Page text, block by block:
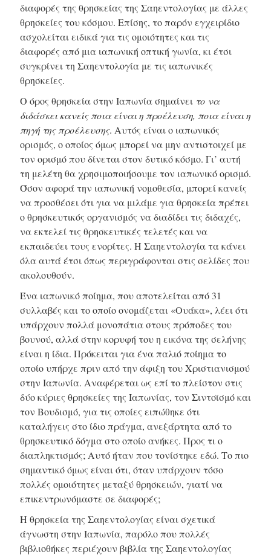
διαφορές της θρησκείας της Σαηεντολογίας με άλλες
θρησκείες του κόσμου. Επίσης, το παρόν εγχειρίδιο
ασχολείται ειδικά για τις ομοιότητες και τις
διαφορές από μια ιαπωνική οπτική γωνία, κι έτσι
συγκρίνει τη Σαηεντολογία με τις ιαπωνικές
θρησκείες.
Ο όρος θρησκεία στην Ιαπωνία σημαίνει το να
διδάσκει κανείς ποια είναι η προέλευση, ποια είναι η
πηγή της προέλευσης. Αυτός είναι ο ιαπωνικός
ορισμός, ο οποίος όμως μπορεί να μην αντιστοιχεί με
τον ορισμό που δίνεται στον δυτικό κόσμο. Γι’ αυτή
τη μελέτη θα χρησιμοποιήσουμε τον ιαπωνικό ορισμό.
Όσον αφορά την ιαπωνική νομοθεσία, μπορεί κανείς
να προσθέσει ότι για να μιλάμε για θρησκεία πρέπει
ο θρησκευτικός οργανισμός να διαδίδει τις διδαχές,
να εκτελεί τις θρησκευτικές τελετές και να
εκπαιδεύει τους ενορίτες. Η Σαηεντολογία τα κάνει
όλα αυτά έτσι όπως περιγράφονται στις σελίδες που
ακολουθούν.
Ένα ιαπωνικό ποίημα, που αποτελείται από 31
συλλαβές και το οποίο ονομάζεται «Ουάκα», λέει ότι
υπάρχουν πολλά μονοπάτια στους πρόποδες του
βουνού, αλλά στην κορυφή του η εικόνα της σελήνης
είναι η ίδια. Πρόκειται για ένα παλιό ποίημα το
οποίο υπήρχε πριν από την άφιξη του Χριστιανισμού
στην Ιαπωνία. Αναφέρεται ως επί το πλείστον στις
δύο κύριες θρησκείες της Ιαπωνίας, τον Σιντοϊσμό και
τον Βουδισμό, για τις οποίες ειπώθηκε ότι
καταλήγεις στο ίδιο πράγμα, ανεξάρτητα από το
θρησκευτικό δόγμα στο οποίο ανήκες. Προς τι ο
διαπληκτισμός; Αυτό ήταν που τονίστηκε εδώ. Το πιο
σημαντικό όμως είναι ότι, όταν υπάρχουν τόσο
πολλές ομοιότητες μεταξύ θρησκειών, γιατί να
επικεντρωνόμαστε σε διαφορές;
Η θρησκεία της Σαηεντολογίας είναι σχετικά
άγνωστη στην Ιαπωνία, παρόλο που πολλές
βιβλιοθήκες περιέχουν βιβλία της Σαηεντολογίας